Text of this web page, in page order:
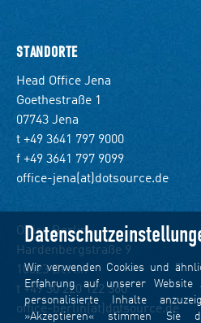
STANDORTE
Head Office Jena
Goethestraße 1
07743 Jena
t +49 3641 797 9000
f +49 3641 797 9099
office-jena(at)dotsource.de
Office Berlin
Hardenbergstraße 9
10623 Berlin
t +49 30 220 122 360
office-berlin(at)dotsource.de
Wir verwenden Cookies und
Erfahrung auf unserer
personalisierte Inhalte
»Akzeptieren« stimmen Sie